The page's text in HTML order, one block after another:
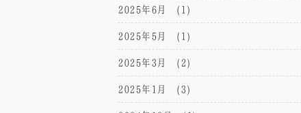
2025年6月 (1)
2025年5月 (1)
2025年3月 (2)
2025年1月 (3)